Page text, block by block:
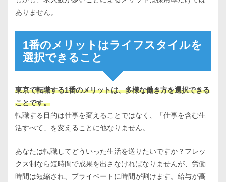
ありません。
1番のメリットはライフスタイルを
選択できること
東京で転職する1番のメリットは、多様な働き方を選択できる
ことです。
転職する目的は仕事を変えることではなく、「仕事を含む生
活すべて」を変えることに他なりません。
あなたは転職してどういった生活を送りたいですか？フレッ
クス制なら短時間で成果を出さなければなりませんが、労働
時間は短縮され、プライベートに時間が割けます。給与が高